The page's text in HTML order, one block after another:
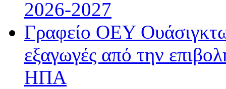
2026-2027
Γραφείο ΟΕΥ
εξαγωγές από την
ΗΠΑ